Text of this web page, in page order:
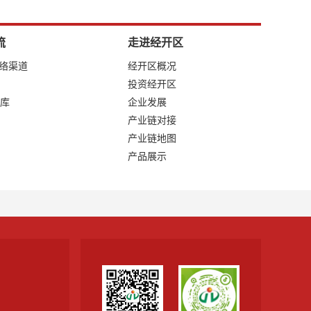
渠道
走进经开区
经开区概况
投资经开区
企业发展
产业链对接
产业链地图
产品展示